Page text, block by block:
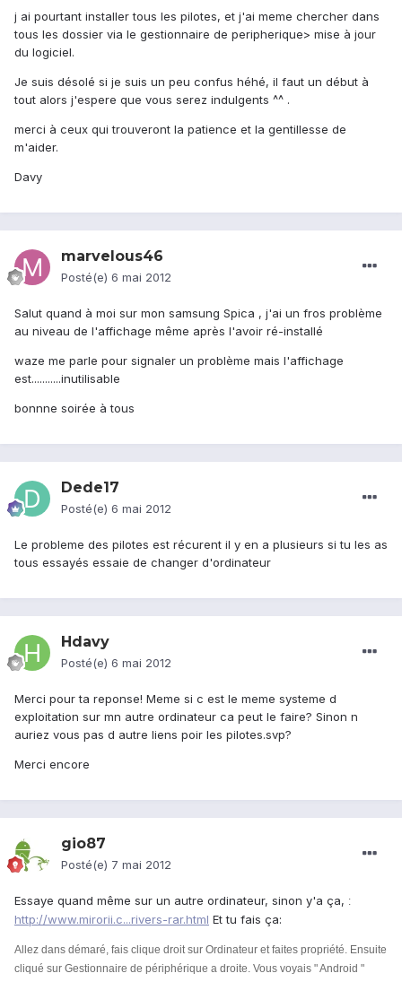
j ai pourtant installer tous les pilotes, et j'ai meme chercher dans
tous les dossier via le gestionnaire de peripherique> mise à jour
du logiciel.
Je suis désolé si je suis un peu confus héhé, il faut un début à
tout alors j'espere que vous serez indulgents ^^ .
merci à ceux qui trouveront la patience et la gentillesse de
m'aider.
Davy
marvelous46
Posté(e) 6 mai 2012
Salut quand à moi sur mon samsung Spica , j'ai un fros problème
au niveau de l'affichage même après l'avoir ré-installé
waze me parle pour signaler un problème mais l'affichage
est...........inutilisable
bonnne soirée à tous
Dede17
Posté(e) 6 mai 2012
Le probleme des pilotes est récurent il y en a plusieurs si tu les as
tous essayés essaie de changer d'ordinateur
Hdavy
Posté(e) 6 mai 2012
Merci pour ta reponse! Meme si c est le meme systeme d
exploitation sur mn autre ordinateur ca peut le faire? Sinon n
auriez vous pas d autre liens poir les pilotes.svp?
Merci encore
gio87
Posté(e) 7 mai 2012
Essaye quand même sur un autre ordinateur, sinon y'a ça, :
http://www.mirorii.c...rivers-rar.html Et tu fais ça:
Allez dans démaré, fais clique droit sur Ordinateur et faites propriété. Ensuite
cliqué sur Gestionnaire de périphérique a droite. Vous voyais " Android "